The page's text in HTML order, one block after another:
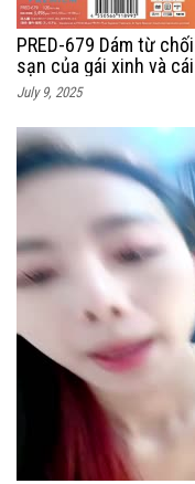
PRED-679 Dám từ
sạn của gái xinh và
July 9, 2025